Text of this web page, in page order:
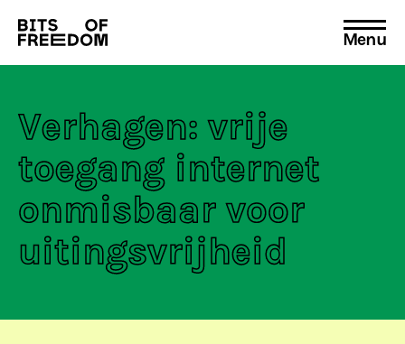
Search
for:
Menu
Verhagen: vrije
toegang internet
onmisbaar voor
uitingsvrijheid